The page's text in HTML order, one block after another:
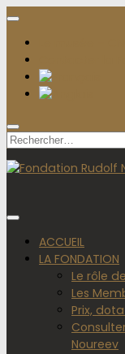
Rechercher :
ACCUEIL
LA FONDATION
Le rôle
Les
Prix,
Noureev